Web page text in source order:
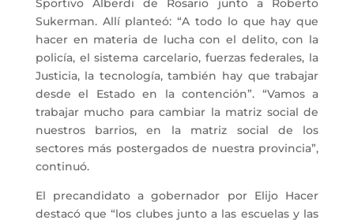
Sportivo Alberdi de Rosario junto a Roberto
Sukerman. Allí planteó: “A todo lo que hay que
hacer en materia de lucha con el delito, con la
policía, el sistema carcelario, fuerzas federales, la
Justicia, la tecnología, también hay que trabajar
desde el Estado en la contención”. “Vamos a
trabajar mucho para cambiar la matriz social de
nuestros barrios, en la matriz social de los
sectores más postergados de nuestra provincia”,
continuó.
El precandidato a gobernador por Elijo Hacer
destacó que “los clubes junto a las escuelas y las